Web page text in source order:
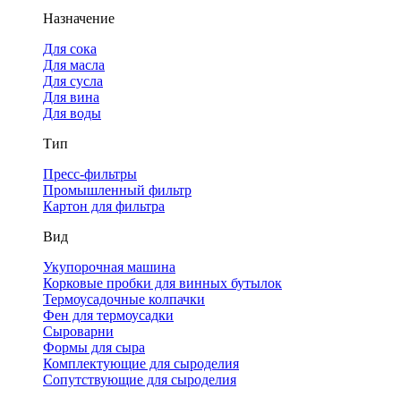
Назначение
Для сока
Для масла
Для сусла
Для вина
Для воды
Тип
Пресс-фильтры
Промышленный фильтр
Картон для фильтра
Вид
Укупорочная машина
Корковые пробки для винных бутылок
Термоусадочные колпачки
Фен для термоусадки
Сыроварни
Формы для сыра
Комплектующие для сыроделия
Сопутствующие для сыроделия